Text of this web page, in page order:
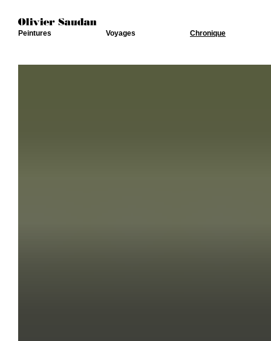
Peintures Voyages Chronique